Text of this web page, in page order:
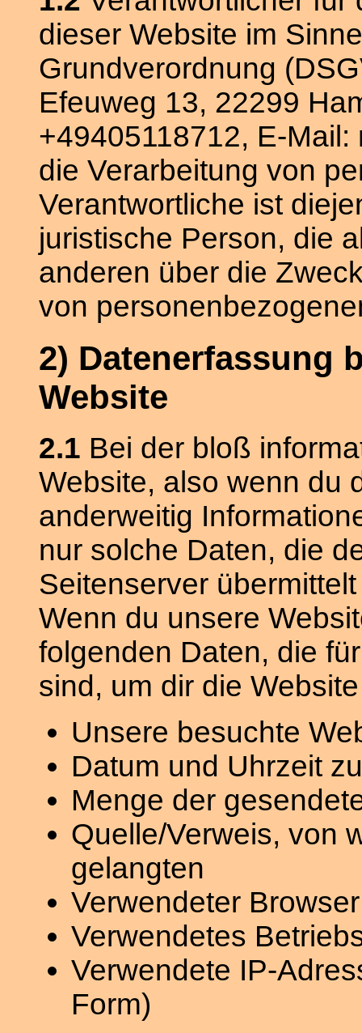
dieser Website im
Grundverordnung
Efeuweg 13, 22299
+49405118712, E-
die Verarbeitung von
Verantwortliche ist
juristische Person, die
anderen über die
von
2) Datenerfassung
Website
2.1 Bei der bloß
Website, also wenn du
anderweitig
nur solche Daten, die
Seitenserver
Wenn du unsere
folgenden Daten, die
sind, um dir die
Unsere besuchte
Datum und Uhrzeit
Menge der
Quelle/Verweis, von
gelangten
Verwendeter Browser
Verwendetes
Verwendete IP-
Form)